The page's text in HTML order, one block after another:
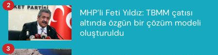
MHP’li Feti Yıldız: TBMM çatısı
altında özgün bir çözüm modeli
oluşturuldu
2
3